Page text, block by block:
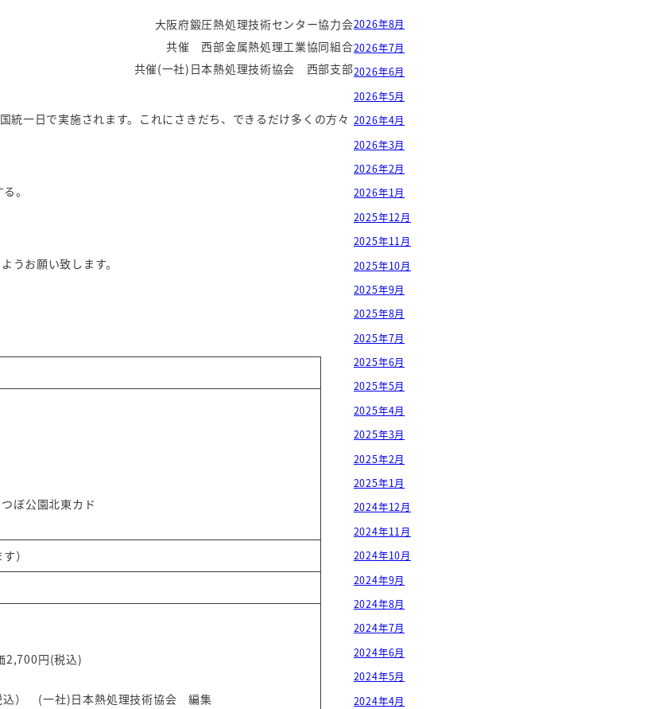
大阪府鍛圧熱処理技術センター協力会
共催 西部金属熱処理工業協同組合
共催(一社)日本熱処理技術協会 西部支部
一日で実施されます。これにさきだち、できるだけ多くの方々
。
うお願い致します。
ぼ公園北東カド
）
円(税込)
） (一社)日本熱処理技術協会 編集
2026年8月
2026年7月
2026年6月
2026年5月
2026年4月
2026年3月
2026年2月
2026年1月
2025年12月
2025年11月
2025年10月
2025年9月
2025年8月
2025年7月
2025年6月
2025年5月
2025年4月
2025年3月
2025年2月
2025年1月
2024年12月
2024年11月
2024年10月
2024年9月
2024年8月
2024年7月
2024年6月
2024年5月
2024年4月